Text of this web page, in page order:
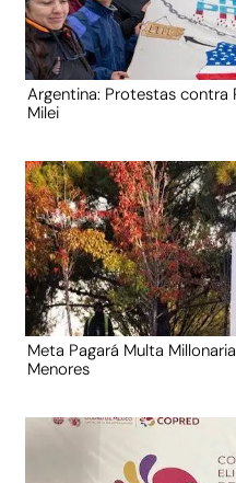
Argentina: Protestas contra
Milei
Meta Pagará Multa
Menores